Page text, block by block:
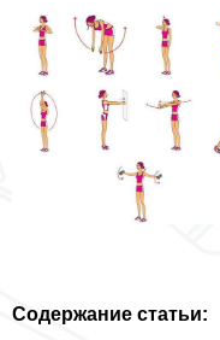
Содержание статьи: